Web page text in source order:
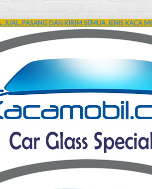
JUAL, PASANG DAN KIRIM SEMUA JENIS KACA